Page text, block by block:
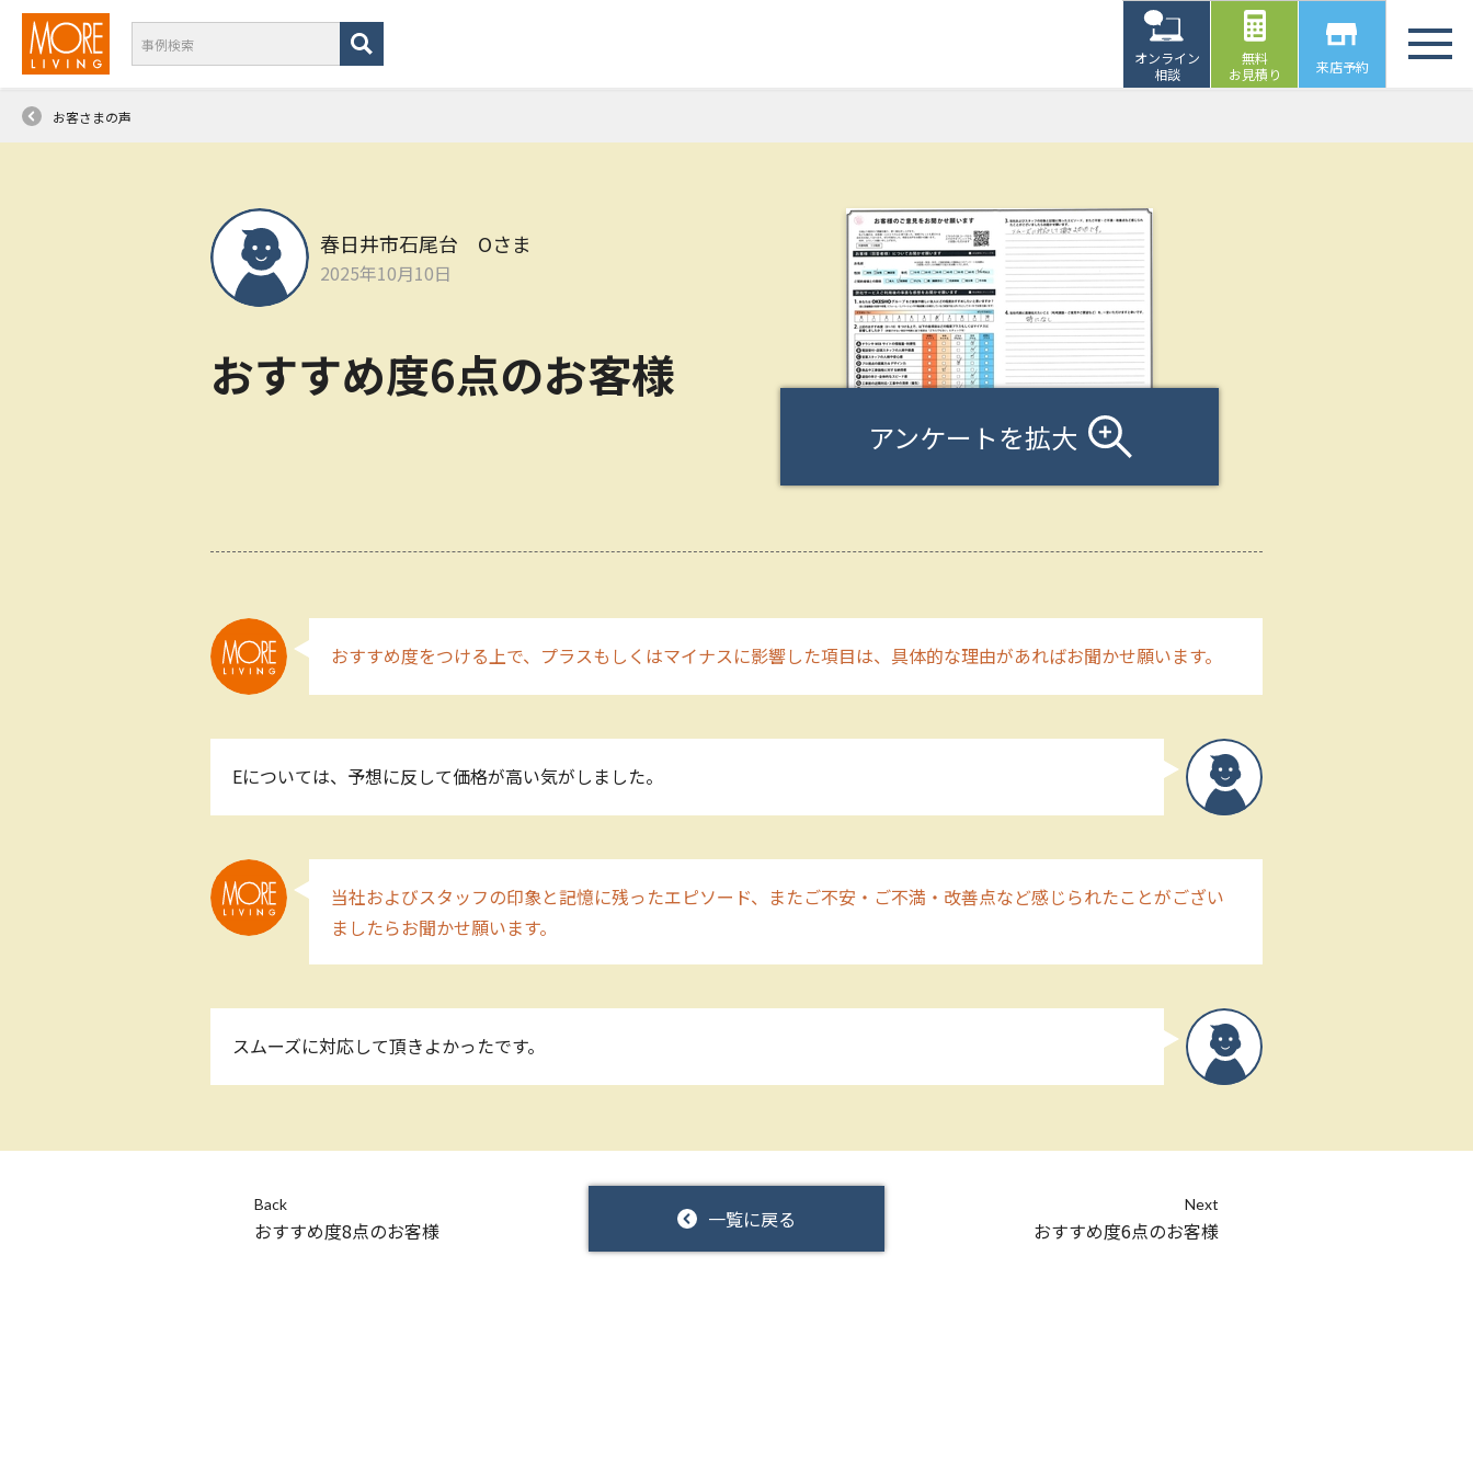
オンライン
相談
無料
お見積り
来店予約
お客さまの声
春日井市石尾台 Oさま
2025年10月10日
おすすめ度6点のお客様
アンケートを拡大
おすすめ度をつける上で、プラスもしくはマイナスに影響した項目は、具体的な理由があればお聞かせ願います。
Eについては、予想に反して価格が高い気がしました。
当社およびスタッフの印象と記憶に残ったエピソード、またご不安・ご不満・改善点など感じられたことがござい
ましたらお聞かせ願います。
スムーズに対応して頂きよかったです。
Back
おすすめ度8点のお客様 一覧に戻る
Next
おすすめ度6点のお客様